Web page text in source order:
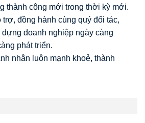
thành công mới trong thời kỳ mới.
trợ, đồng hành cùng quý đối tác,
dựng doanh nghiệp ngày càng
phát triển.
nhân luôn mạnh khoẻ, thành